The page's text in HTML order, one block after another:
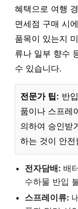
혜택으로 여행
면세점 구매 시
품목이 있는지
류나 일부 향수
수 있습니다.
전문가 팁: 반
품이나 스프레
의하여 승인받
하는 것이 안전
전자담배: 배
수하물 반입
스프레이류: